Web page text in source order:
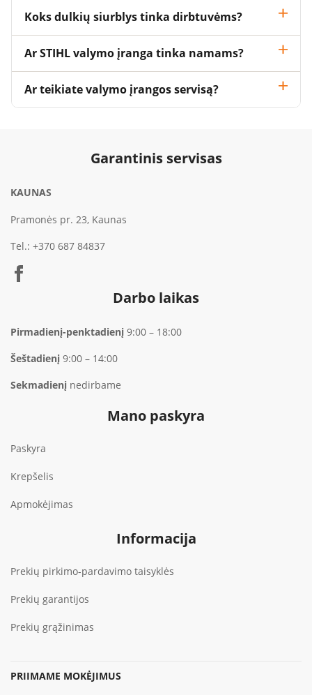
Koks dulkių siurblys tinka dirbtuvėms?
Ar STIHL valymo įranga tinka namams?
Ar teikiate valymo įrangos servisą?
Garantinis servisas
KAUNAS
Pramonės pr. 23, Kaunas
Tel.: +370 687 84837
Darbo laikas
Pirmadienį-penktadienį 9:00 – 18:00
Šeštadienį 9:00 – 14:00
Sekmadienį nedirbame
Mano paskyra
Paskyra
Krepšelis
Apmokėjimas
Informacija
Prekių pirkimo-pardavimo taisyklės
Prekių garantijos
Prekių grąžinimas
PRIIMAME MOKĖJIMUS